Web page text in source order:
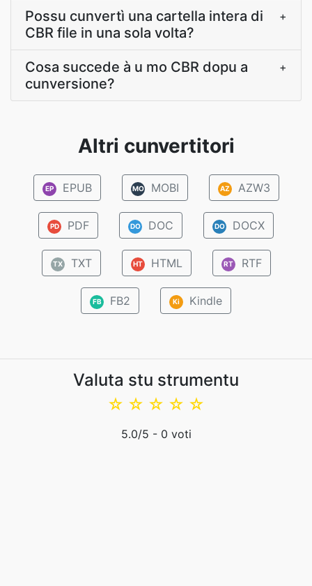
Possu cunvertì una cartella intera di
CBR file in una sola volta?
+
Cosa succede à u mo CBR dopu a
cunversione?
+
Altri cunvertitori
EP EPUB MO MOBI AZ AZW3
PD PDF DO DOC DO DOCX
TX TXT HT HTML RT RTF
FB FB2 Ki Kindle
Valuta stu strumentu
☆
☆
☆
☆
☆
5.0/5 - 0 voti